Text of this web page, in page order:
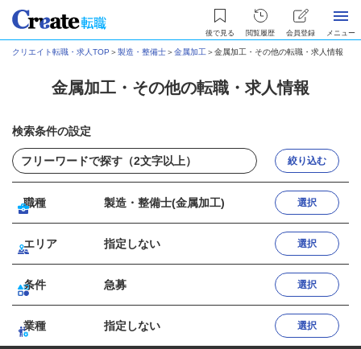
後で見る 閲覧履歴 会員登録 メニュー
クリエイト転職・求人TOP ＞製造・整備士＞金属加工 ＞金属加工・その他の転職・求人情報
金属加工・その他の転職・求人情報
検索条件の設定
絞り込む
職種 製造・整備士(金属加工) 選択
エリア 指定しない 選択
条件 急募 選択
業種 指定しない 選択